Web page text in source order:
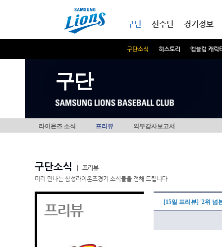
구단
구단소식 히스토리 엠블럼 캐릭
선수단 경기정보
구단
라이온즈 소식 프리뷰 외부감사보고서
구단소식
프리뷰
미리 만나는 삼성라이온즈경기 소식들을 전해 드립니다.
프리뷰 [15일 프리뷰] '2위 넘